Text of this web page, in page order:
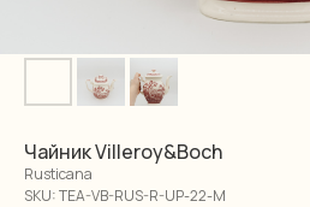
Чайник Villeroy&Boch
Rusticana
SKU:TEA-VB-RUS-R-UP-22-M